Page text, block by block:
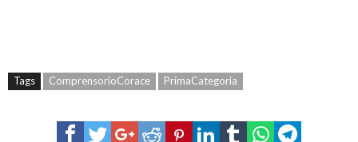
Tags ComprensorioCorace PrimaCategoria